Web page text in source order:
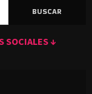
SOCIALES ↓